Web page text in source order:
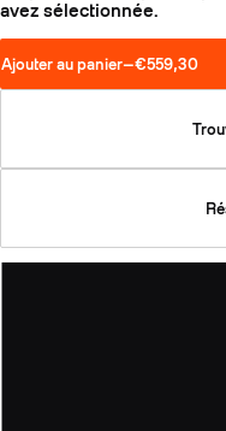
avez sélectionnée.
Ajouter au panier—€559,30